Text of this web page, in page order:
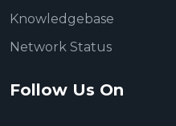
Knowledgebase
Network Status
Follow Us On